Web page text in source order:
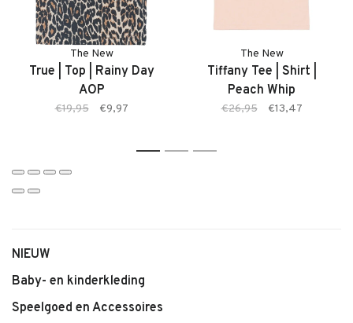
• Kleur: Rainy Day AOP (leopard print)
• Opvallende all-over print
• Comfortabele pasvorm
• Zachte stof
• Makkelijk te combineren
The New
True | Top | Rainy Day
AOP
€19,95 €9,97
The New
Tiffany Tee | Shirt |
Peach Whip
€26,95 €13,47
1 2 3
NIEUW
Baby- en kinderkleding
Speelgoed en Accessoires